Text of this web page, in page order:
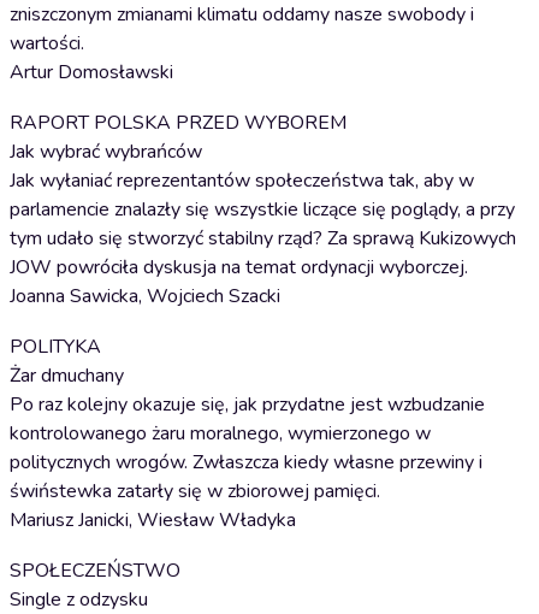
zniszczonym zmianami klimatu oddamy nasze swobody i
wartości.
Artur Domosławski
RAPORT POLSKA PRZED WYBOREM
Jak wybrać wybrańców
Jak wyłaniać reprezentantów społeczeństwa tak, aby w
parlamencie znalazły się wszystkie liczące się poglądy, a przy
tym udało się stworzyć stabilny rząd? Za sprawą Kukizowych
JOW powróciła dyskusja na temat ordynacji wyborczej.
Joanna Sawicka, Wojciech Szacki
POLITYKA
Żar dmuchany
Po raz kolejny okazuje się, jak przydatne jest wzbudzanie
kontrolowanego żaru moralnego, wymierzonego w
politycznych wrogów. Zwłaszcza kiedy własne przewiny i
świństewka zatarły się w zbiorowej pamięci.
Mariusz Janicki, Wiesław Władyka
SPOŁECZEŃSTWO
Single z odzysku